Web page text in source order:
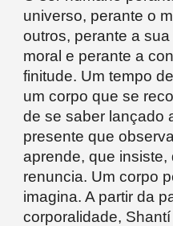
universo, perante o
outros, perante a
moral e perante a
finitude. Um tempo
um corpo que se
de se saber lançado
presente que
aprende, que insiste,
renuncia. Um corpo
imagina. A partir da
corporalidade,